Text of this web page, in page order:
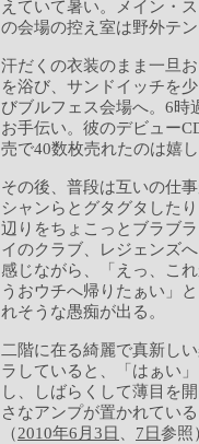
えていて暑い。メイン・
の会場の控え室は野外テ
汗だくの衣装のまま一旦
を浴び、サンドイッチを
びブルフェス会場へ。6時
お手伝い。彼のデビュー
売で40数枚売れたのは嬉
その後、普段は互いの仕
シャンらとグタグタした
辺りをちょこっとブラブ
イのクラブ、レジェンズ
感じながら、「えっ、こ
うおウチへ帰りたぁい」
れそうな愚痴が出る。
二階に在る綺麗で真新し
ラしていると、「はぁい
し、しばらくして薄目を
さなアンプが置かれてい
（2010年6月3日 7日 参照